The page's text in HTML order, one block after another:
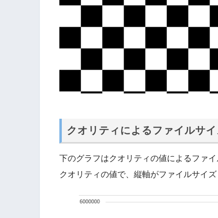
クオリティによるファイルサ
下のグラフはクオリティの値によるファ
クオリティの値で、縦軸がファイルサイ